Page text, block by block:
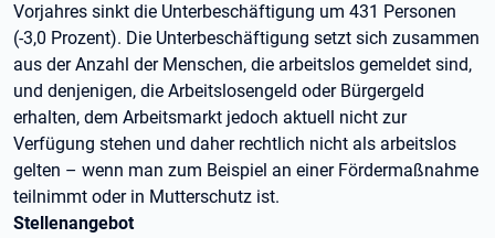
Vorjahres sinkt die Unterbeschäftigung um 431 Personen
(-3,0 Prozent). Die Unterbeschäftigung setzt sich zusammen
aus der Anzahl der Menschen, die arbeitslos gemeldet sind,
und denjenigen, die Arbeitslosengeld oder Bürgergeld
erhalten, dem Arbeitsmarkt jedoch aktuell nicht zur
Verfügung stehen und daher rechtlich nicht als arbeitslos
gelten – wenn man zum Beispiel an einer Fördermaßnahme
teilnimmt oder in Mutterschutz ist.
Stellenangebot